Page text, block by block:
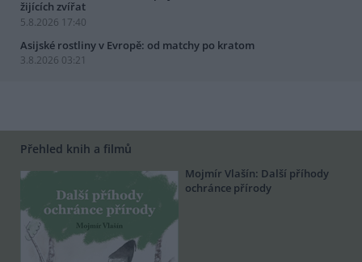
žijících zvířat
5.8.2026 17:40
Asijské rostliny v Evropě: od matchy po kratom
3.8.2026 03:21
Přehled knih a filmů
Mojmír Vlašín: Další příhody
ochránce přírody